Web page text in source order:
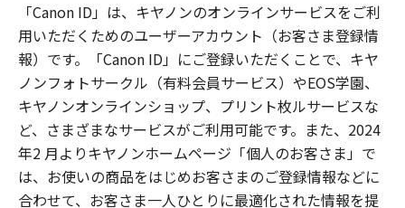
「Canon ID」は、キヤノンのオンラインサービスをご利
用いただくためのユーザーアカウント（お客さま登録情
報）です。「Canon ID」にご登録いただくことで、キヤ
ノンフォトサークル（有料会員サービス）やEOS学園、
キヤノンオンラインショップ、プリント枚ルサービスな
ど、さまざまなサービスがご利用可能です。また、2024
年2 月よりキヤノンホームページ「個人のお客さま」で
は、お使いの商品をはじめお客さまのご登録情報などに
合わせて、お客さま一人ひとりに最適化された情報を提